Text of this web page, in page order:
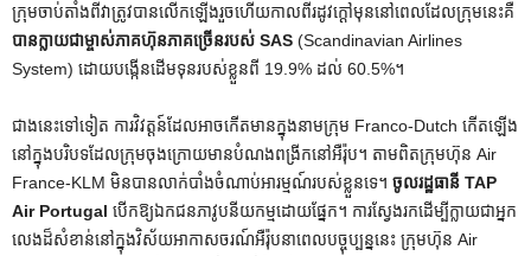
ក្រុមចាប់តាំងពីវាត្រូវបានលើកឡើងរួចហើយកាលពីរដូវក្តៅមុននៅពេលដែលក្រុមនេះគឺ
បានក្លាយជាម្ចាស់ភាគហ៊ុនភាគច្រើនរបស់ SAS (Scandinavian Airlines
System) ដោយបង្កើនដើមទុនរបស់ខ្លួនពី 19.9% ​​ដល់ 60.5%។
ជាងនេះទៅទៀត ការវិវត្តន៍ដែលអាចកើតមានក្នុងនាមក្រុម Franco-Dutch កើតឡើង
នៅក្នុងបរិបទដែលក្រុមចុងក្រោយមានបំណងពង្រីកនៅអឺរ៉ុប។ តាមពិតក្រុមហ៊ុន Air
France-KLM មិនបានលាក់បាំងចំណាប់អារម្មណ៍របស់ខ្លួនទេ។ ចូលរដ្ឋធានី TAP
Air Portugal បើកឱ្យឯកជនភាវូបនីយកម្មដោយផ្នែក។ ការស្វែងរកដើម្បីក្លាយជាអ្នក
លេងដ៏សំខាន់នៅក្នុងវិស័យអាកាសចរណ៍អឺរ៉ុបនាពេលបច្ចុប្បន្ននេះ ក្រុមហ៊ុន Air